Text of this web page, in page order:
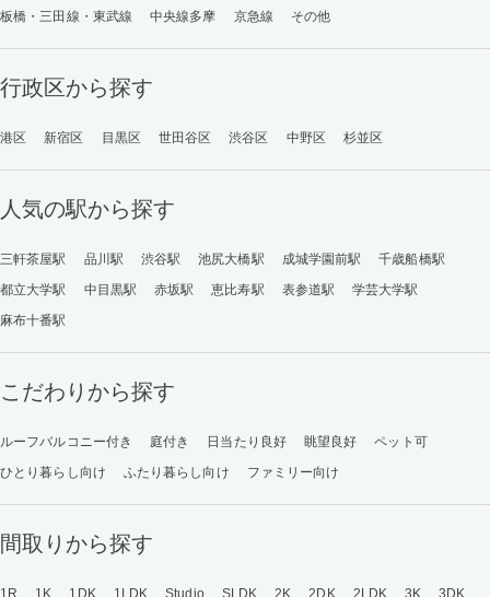
板橋・三田線・東武線
中央線多摩 京急線 その他
行政区から探す
港区 新宿区 目黒区 世田谷区 渋谷区 中野区 杉並区
人気の駅から探す
三軒茶屋駅 品川駅 渋谷駅 池尻大橋駅 成城学園前駅
千歳船橋駅
都立大学駅
中目黒駅 赤坂駅 恵比寿駅 表参道駅
学芸大学駅
麻布十番駅
こだわりから探す
ルーフバルコニー付き 庭付き 日当たり良好 眺望良好
ペット可
ひとり暮らし向け
ふたり暮らし向け ファミリー向け
間取りから探す
1R 1K 1DK 1LDK Studio SLDK 2K 2DK 2LDK 3K
3DK